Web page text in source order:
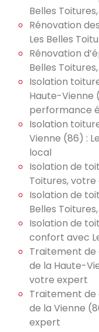
Belles
Rénovation
Les Belles
Rénovation
Belles
Isolation
Haute-Vienne
performance
Isolation
Vienne (86) :
local
Isolation de
Toitures,
Isolation de
Belles
Isolation de
confort avec
Traitement
de la Haute-
votre expert
Traitement
de la Vienne
expert